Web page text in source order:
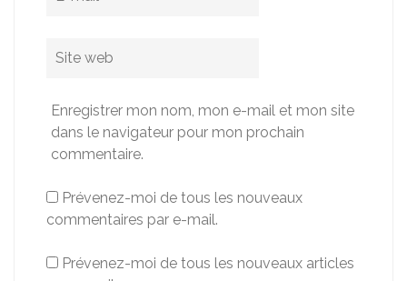
Enregistrer mon nom, mon e-mail et mon site
dans le navigateur pour mon prochain
commentaire.
Prévenez-moi de tous les nouveaux
commentaires par e-mail.
Prévenez-moi de tous les nouveaux articles